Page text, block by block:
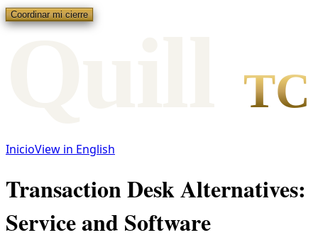
Coordinar mi cierre
TC
InicioView in English
Transaction Desk Alternatives:
Service and Software